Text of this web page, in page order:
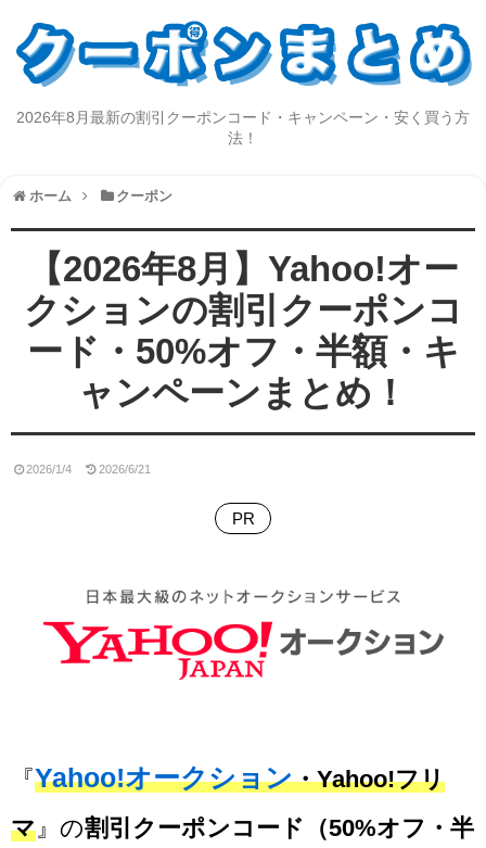
2026年8月最新の割引クーポンコード・キャンペーン・安く買う方
法！
ホーム クーポン
【2026年8月】Yahoo!オー
クションの割引クーポンコ
ード・50%オフ・半額・キ
ャンペーンまとめ！
2026/1/4 2026/6/21
『Yahoo!オークション・Yahoo!フリ
マ 』の割引クーポンコード（50%オフ・半